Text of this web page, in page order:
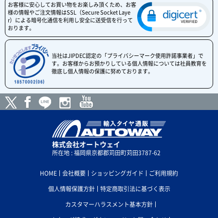
お客様に安心してお買い物をお楽しみ頂くため、お客
様の情報やご注文情報はSSL（Secure Socket Laye
r）による暗号化通信を利用し安全に送受信を行って
おります。
当社はJIPDEC認定の「プライバシーマーク使用許諾事業者」で
す。お客様からお預かりしている個人情報については社員教育を
徹底し個人情報の保護に努めております。
株式会社オートウェイ
所在地 : 福岡県京都郡苅田町苅田3787-62
HOME 会社概要 ショッピングガイド
ご利用規約
個人情報保護方針
特定商取引法に基づく表示
カスタマーハラスメント基本方針